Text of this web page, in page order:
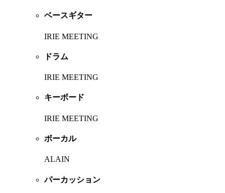
ベースギター
IRIE MEETING
ドラム
IRIE MEETING
キーボード
IRIE MEETING
ボーカル
ALAIN
パーカッション